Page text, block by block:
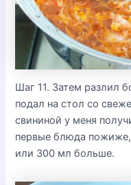
Шаг 11. Затем разлил
подал на стол со
свининой у меня
первые блюда пожиже,
или 300 мл больше.